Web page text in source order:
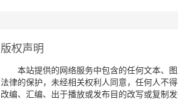
版权声明
本站提供的网络服务中包含的任何文本、
法律的保护，未经相关权利人同意，任何人不
改编、汇编、出于播放或发布目的改写或复制